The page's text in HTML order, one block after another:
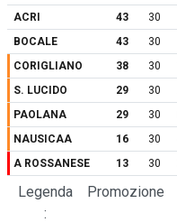
ACRI
43 30
BOCALE
43 30
CORIGLIANO
38 30
S. LUCIDO
29 30
PAOLANA
29 30
NAUSICAA
16 30
A ROSSANESE
13 30
Legenda
:
Promozione